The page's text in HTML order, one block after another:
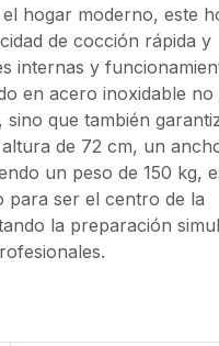
hogar moderno, este
de cocción rápida y
internas y
en acero inoxidable no
que también
de 72 cm, un
un peso de 150 kg,
para ser el centro de la
la preparación